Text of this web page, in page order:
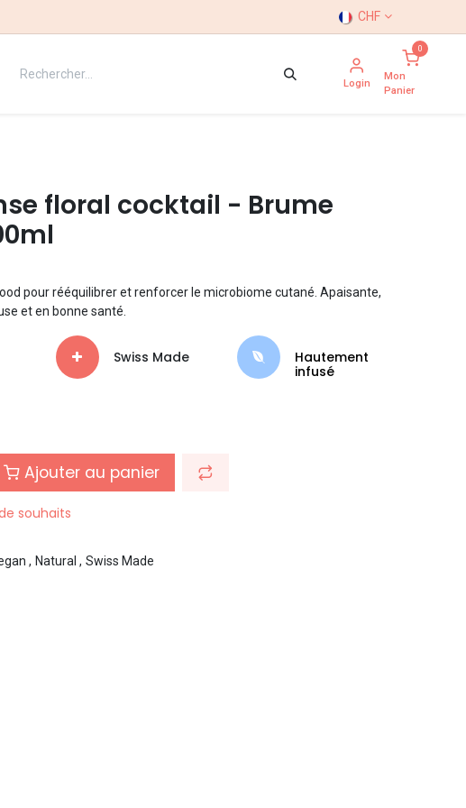
CHF
Login
0
Mon
Panier
floral cocktail - Brume
pour rééquilibrer et renforcer le microbiome cutané. Apaisante,
et en bonne santé.
Swiss Made
Hautement
infusé
Ajouter au panier
souhaits
, Natural , Swiss Made